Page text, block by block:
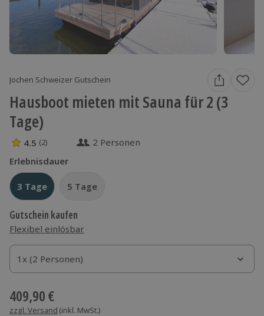
Jochen Schweizer Gutschein
Hausboot mieten mit Sauna für 2 (3
Tage)
4.5 Sterne von 5 aus 2 Bewertungen
4.5 (2)
2 Personen
Erlebnisdauer
3 Tage
3 Tage 5 Tage
5 Tage
Gutschein kaufen
Flexibel einlösbar
1x (2 Personen)
1x (2 Personen)
1x (2 Personen)
409,90 €
zzgl. Versand (inkl. MwSt.)